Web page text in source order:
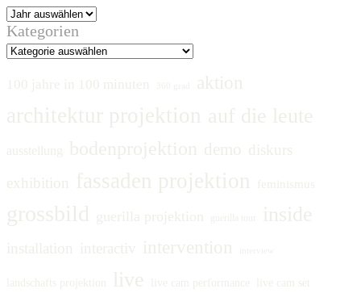
Kategorien
100 jahre in 100 minuten aktion
architektur projektion auf die leute
ausstellung bodenprojektion demo diskurs
exhibition
fassaden projektion feminismus
grossbild guerilla projektion guerilla tour inside
installation interactiv intervention
landschafts projektion live live cam performance live cam set